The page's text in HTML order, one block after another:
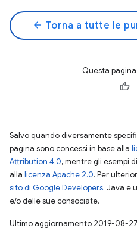
arrow_back Torna a tutte le
Questa
Salvo quando diversamente
pagina sono concessi in base alla
Attribution 4.0, mentre gli esempi
alla licenza Apache 2.0. Per
sito di Google Developers. Java è
e/o delle sue consociate.
Ultimo aggiornamento 2019-08-27